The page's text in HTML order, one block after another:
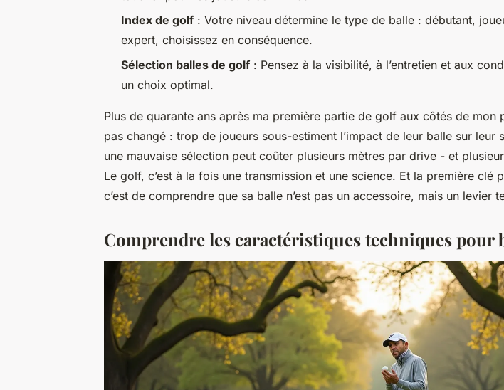
Index de golf : Votre niveau détermine le type de balle : débutant,
expert, choisissez en conséquence.
Sélection balles de golf : Pensez à la visibilité, à l’entretien et aux
un choix optimal.
Plus de quarante ans après ma première partie de golf aux côtés de mon
pas changé : trop de joueurs sous-estiment l’impact de leur balle sur leur
une mauvaise sélection peut coûter plusieurs mètres par drive - et
Le golf, c’est à la fois une transmission et une science. Et la première clé
c’est de comprendre que sa balle n’est pas un accessoire, mais un levier
Comprendre les caractéristiques techniques pour